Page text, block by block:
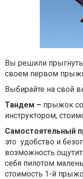
Вы решили прыгнуть
своем первом
Выбирайте на свой
Тандем – прыжок
инструктором,
Самостоятельный
это удобство и
возможность
себя пилотом
стоимость 1-й